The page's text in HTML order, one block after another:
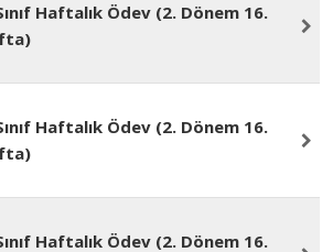
Haftalık Ödev (2. Dönem 16.
Haftalık Ödev (2. Dönem 16.
Haftalık Ödev (2. Dönem 16.